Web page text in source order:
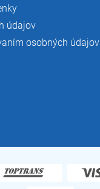
údajov
osobných údajov